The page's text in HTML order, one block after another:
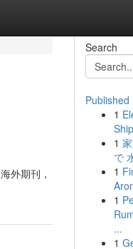
外期刊，
Search
Published
1
1
で
1
1
...
1